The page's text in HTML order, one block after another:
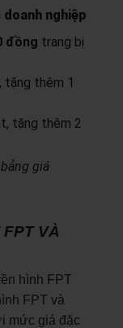
nghiệp
đồng trang bị
tặng thêm 1
tặng thêm 2
giá
VÀ
hình FPT
FPT và
mức giá đặc